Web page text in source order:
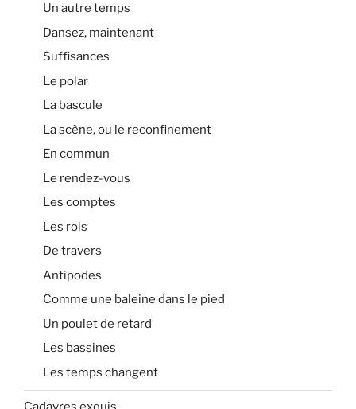
Un autre temps
Dansez, maintenant
Suffisances
Le polar
La bascule
La scène, ou le reconfinement
En commun
Le rendez-vous
Les comptes
Les rois
De travers
Antipodes
Comme une baleine dans le pied
Un poulet de retard
Les bassines
Les temps changent